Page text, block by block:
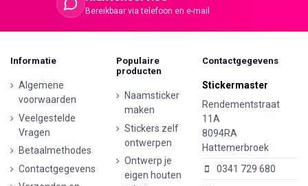
Bereikbaar via telefoon en e-mail
Informatie
Algemene
voorwaarden
Veelgestelde
Vragen
Betaalmethodes
Contactgegevens
Populaire
producten
Naamsticker
maken
Stickers zelf
ontwerpen
Ontwerp je
eigen houten
Contactgegevens
Stickermaster
Rendementstraat
11A
8094RA
Hattemerbroek
0341 729 680